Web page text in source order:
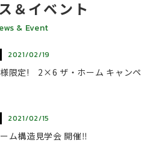
＆イベント
& Event
2021/02/19
限定! 2×6 ザ・ホーム キャンペ
2021/02/15
ム構造見学会 開催‼